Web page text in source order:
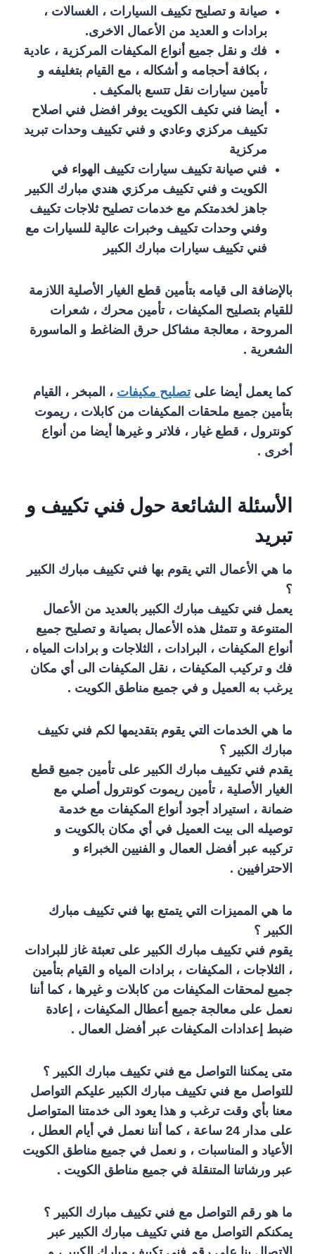
صيانة و تصليح تكييف السيارات ، الغسالات ،
برادات و العديد من الأعمال الاخرى.
فك و نقل جميع أنواع المكيفات المركزية ، عادية
، بكافة أحجامه و أشكاله ، مع القيام بتغليفه و
تأمين سيارات نقل تتسع بالمكيف .
أيضا فني تكيف الكويت يوفر افضل فني اصلاح
تكييف مركزي وعادي و فني تكييف وحدات تبريد
مركزية
فني صيانة تكييف سيارات تكييف الهواء في
الكويت و فني تكييف مركزي هندي مبارك الكبير
جاهز لخدمتكم مع خدمات تصليح ثلاجات تكييف
وفني وحدات تكييف وخبرات عالية للسيارات مع
فني تكييف سيارات مبارك الكبير
بالإضافة الى قيامه بتأمين قطع الغيار الأصلية اللازمة
للقيام بتصليح المكيفات ، تأمين محرك ، شعرات
المروحة ، معالجة مشاكل حرق الضاغط و الماسورة
الشعرية .
كما يعمل أيضا علىتصليح مكيفات ، المبخر ، القيام
بتأمين جميع ملحقات المكيفات من كابلات ، ريموت
كونترول ، قطع غيار ، فلاتر و غيرها أيضا من أنواع
أخرى .
الأسئلة الشائعة حول فني تكييف و
تبريد
ما هي الأعمال التي يقوم بها فني تكييف مبارك الكبير
؟
يعمل فني تكييف مبارك الكبير بالعديد من الأعمال
المتنوعة و تتمثل هذه الأعمال بصيانة و تصليح جميع
أنواع المكيفات ، البرادات ، الثلاجات و برادات المياه ،
فك و تركيب المكيفات ، نقل المكيفات الى أي مكان
يرغب به العميل و في جميع مناطق الكويت .
ما هي الخدمات التي يقوم بتقديمها لكم فني تكييف
مبارك الكبير ؟
يقدم فني تكييف مبارك الكبير على تأمين جميع قطع
الغيار الأصلية ، تأمين ريموت كونترول أصلي مع
ضمانة ، استيراد أجود أنواع المكيفات مع خدمة
توصيله الى بيت العميل في أي مكان بالكويت و
تركيبه عبر أفضل العمال و الفنيين الخبراء و
الاحترافيين .
ما هي المميزات التي يتمتع بها فني تكييف مبارك
الكبير ؟
يقوم فني تكييف مبارك الكبير على تعبئة غاز للبرادات
، الثلاجات ، المكيفات ، برادات المياه و القيام بتأمين
جميع لمحقات المكيفات من كابلات و غيرها ، كما أننا
نعمل على معالجة جميع أعطال المكيفات ، إعادة
ضبط إعدادات المكيفات عبر أفضل العمال .
متى يمكننا التواصل مع فني تكييف مبارك الكبير ؟
للتواصل مع فني تكييف مبارك الكبير عليكم التواصل
معنا بأي وقت ترغب و هذا يعود الى خدمتنا المتواصل
على مدار 24 ساعة ، كما أننا نعمل في أيام العطل ،
الأعياد و المناسبات ، و نعمل في جميع مناطق الكويت
عبر ورشاتنا المتنقلة في جميع مناطق الكويت .
ما هو رقم التواصل مع فني تكييف مبارك الكبير ؟
يمكنكم التواصل مع فني تكييف مبارك الكبير عبر